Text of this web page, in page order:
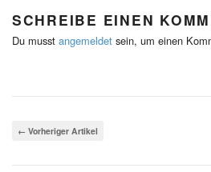
SCHREIBE EINEN
Du musst angemeldet sein, um einen
← Vorheriger Artikel